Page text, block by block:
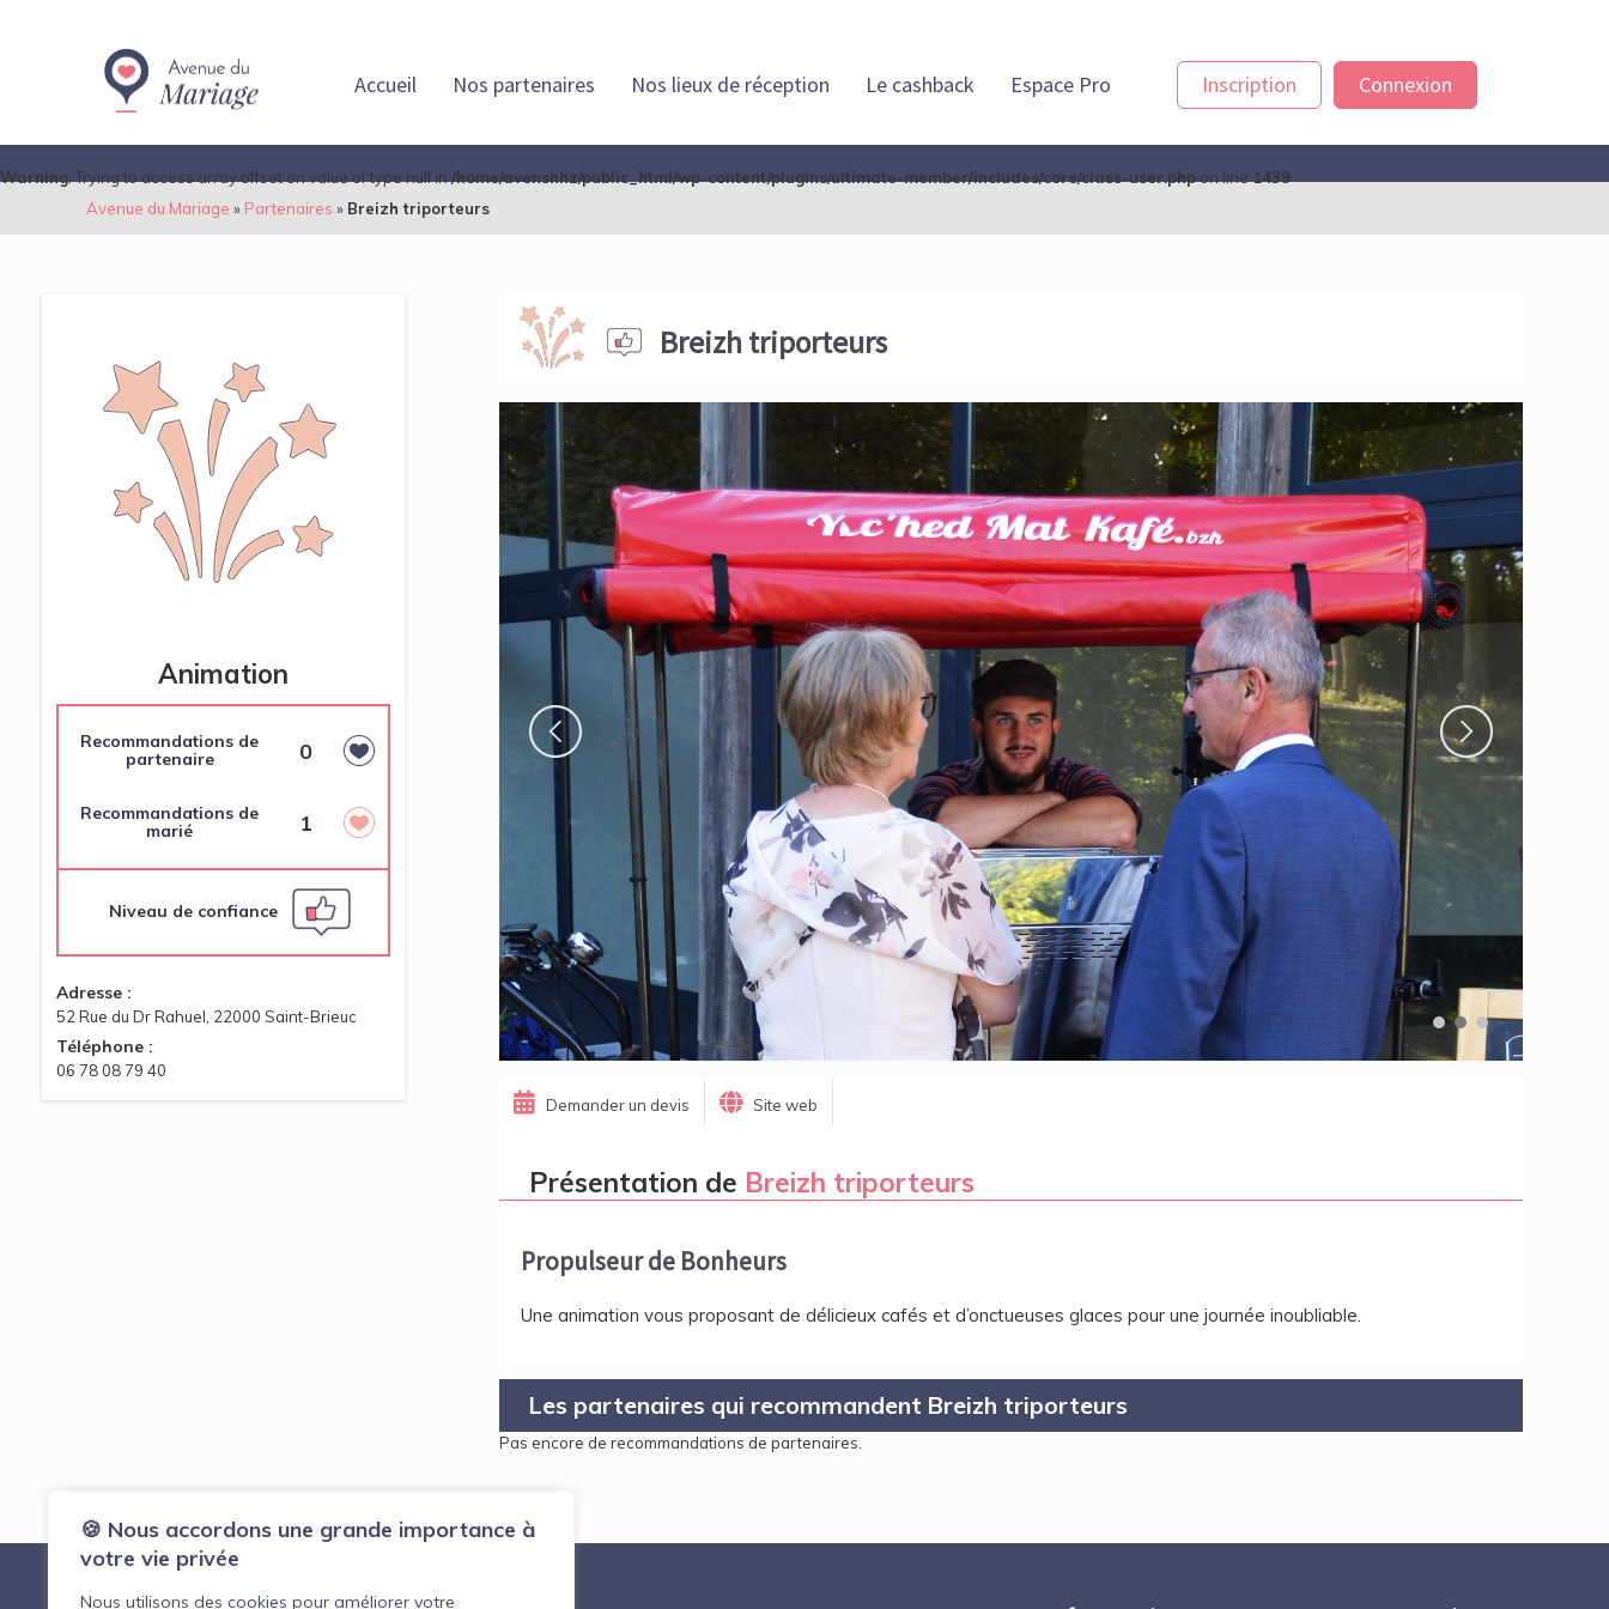
🍪 Nous accordons une grande importance à
votre vie privée
Nous utilisons des cookies pour améliorer votre
Accueil Nos partenaires Nos lieux de réception Le cashback Espace Pro Inscription Connexion
Warning: Trying to access array offset on value of type null in /home/avenshhz/public_html/wp-content/plugins/ultimate-member/includes/core/class-user.php on line 1439
Avenue du Mariage » Partenaires » Breizh triporteurs
Breizh triporteurs
Demander un devis Site web
Présentation de Breizh triporteurs
Propulseur de Bonheurs
Une animation vous proposant de délicieux cafés et d’onctueuses glaces pour une journée inoubliable.
Les partenaires qui recommandent Breizh triporteurs
Pas encore de recommandations de partenaires.
Animation
Recommandations de
partenaire
0
Recommandations de
marié
1
Niveau de confiance
Adresse :
52 Rue du Dr Rahuel, 22000 Saint-Brieuc
Téléphone :
06 78 08 79 40